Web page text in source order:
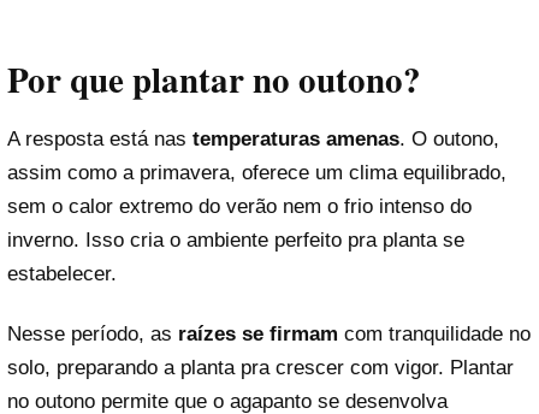
Por que plantar no outono?
A resposta está nas temperaturas amenas. O outono,
assim como a primavera, oferece um clima equilibrado,
sem o calor extremo do verão nem o frio intenso do
inverno. Isso cria o ambiente perfeito pra planta se
estabelecer.
Nesse período, as raízes se firmam com tranquilidade no
solo, preparando a planta pra crescer com vigor. Plantar
no outono permite que o agapanto se desenvolva